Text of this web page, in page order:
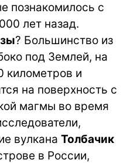
познакомилось с
лет назад.
? Большинство из
под Землей, на
километров и
на поверхность с
магмы во время
вулкана Толбачик
в России,